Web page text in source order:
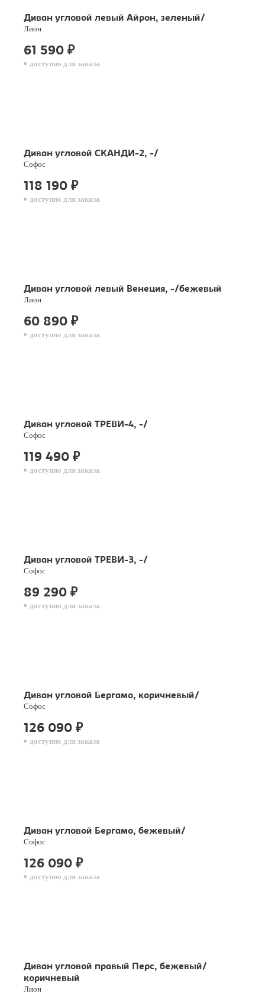
Диван угловой левый Айрон, зеленый/
Лион
61 590 ₽
доступно для заказа
Диван угловой СКАНДИ-2, -/
Софос
118 190 ₽
доступно для заказа
Диван угловой левый Венеция, -/бежевый
Лион
60 890 ₽
доступно для заказа
Диван угловой ТРЕВИ-4, -/
Софос
119 490 ₽
доступно для заказа
Диван угловой ТРЕВИ-3, -/
Софос
89 290 ₽
доступно для заказа
Диван угловой Бергамо, коричневый/
Софос
126 090 ₽
доступно для заказа
Диван угловой Бергамо, бежевый/
Софос
126 090 ₽
доступно для заказа
Диван угловой правый Перс, бежевый/
коричневый
Лион